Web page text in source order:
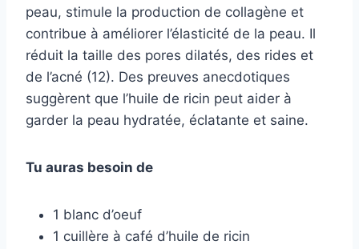
peau, stimule la production de collagène et
contribue à améliorer l’élasticité de la peau. Il
réduit la taille des pores dilatés, des rides et
de l’acné (12). Des preuves anecdotiques
suggèrent que l’huile de ricin peut aider à
garder la peau hydratée, éclatante et saine.
Tu auras besoin de
1 blanc d’oeuf
1 cuillère à café d’huile de ricin